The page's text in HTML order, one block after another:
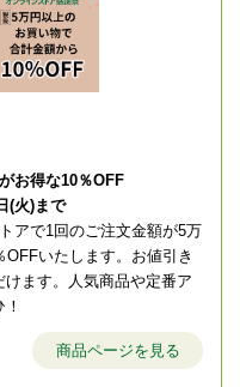
お得な10％OFF
(火)まで
アで1回のご注文金額が5万
いたします。お値引き
ます。人気商品や定番ア
商品ページを見る